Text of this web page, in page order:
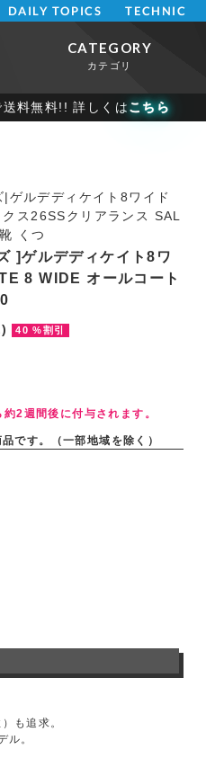
料無料!! 詳しくはこちら
DAILY TOPICS TECHNIC
CATEGORY
カテゴリ
ゲルデディケイト8ワイド
ス26SSクリアランス SAL
くつ
]ゲルデディケイト8ワ
8 WIDE オールコート
40 %割引
2週間後に付与されます。
です。（一部地域を除く）
も追求。
ル。